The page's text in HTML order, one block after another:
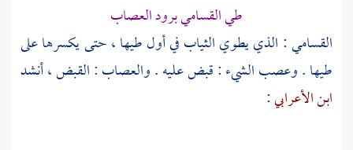
طي القسامي برود العصاب
القسامي : الذي يطوي الثياب في أول طيها ، حتى يكسرها على
طيها . وعصب الشيء : قبض عليه . والعصاب : القبض ، أنشد
ابن الأعرابي: